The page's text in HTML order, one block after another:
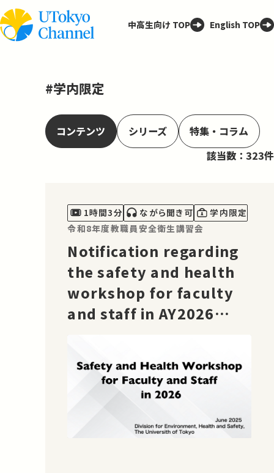
中高生向け TOP English TOP
#学内限定
コンテンツ シリーズ
特集・コラム
該当数：323件
1時間3分 ながら聞き可
学内限定
令和8年度教職員安全衛生講習会
Notification regarding
the safety and health
workshop for faculty
and staff in AY2026